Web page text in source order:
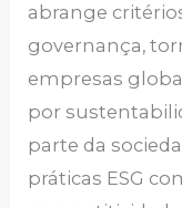
abrange
governança,
empresas
por
parte da
práticas ESG